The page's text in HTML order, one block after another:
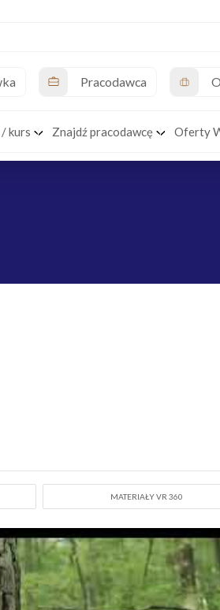
Pracodawca
/ kurs Znajdź pracodawcę Oferty
MATERIAŁY VR 360